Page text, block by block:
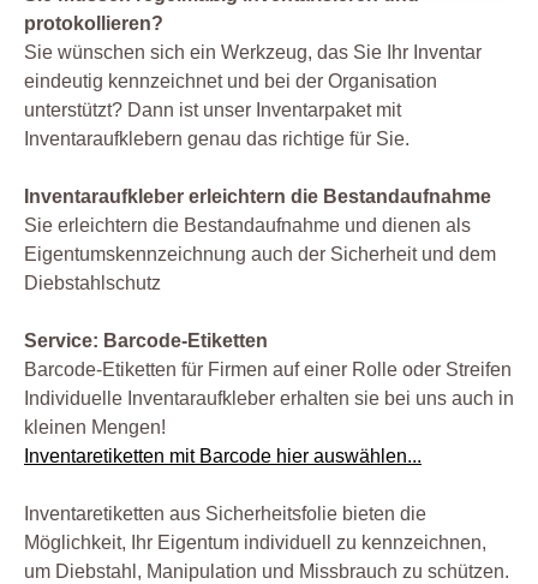
protokollieren?
Sie wünschen sich ein Werkzeug, das Sie Ihr Inventar
eindeutig kennzeichnet und bei der Organisation
unterstützt? Dann ist unser Inventarpaket mit
Inventaraufklebern genau das richtige für Sie.
Inventaraufkleber erleichtern die Bestandaufnahme
Sie erleichtern die Bestandaufnahme und dienen als
Eigentumskennzeichnung auch der Sicherheit und dem
Diebstahlschutz
Service: Barcode-Etiketten
Barcode-Etiketten für Firmen auf einer Rolle oder Streifen
Individuelle Inventaraufkleber erhalten sie bei uns auch in
kleinen Mengen!
Inventaretiketten mit Barcode hier auswählen...
Inventaretiketten aus Sicherheitsfolie bieten die
Möglichkeit, Ihr Eigentum individuell zu kennzeichnen,
um Diebstahl, Manipulation und Missbrauch zu schützen.